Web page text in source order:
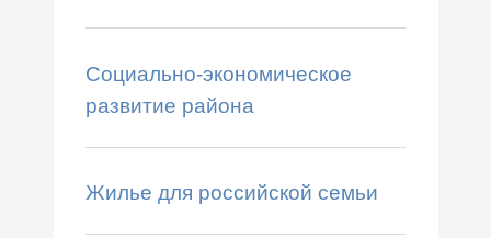
Социально-экономическое
развитие района
Жилье для российской семьи